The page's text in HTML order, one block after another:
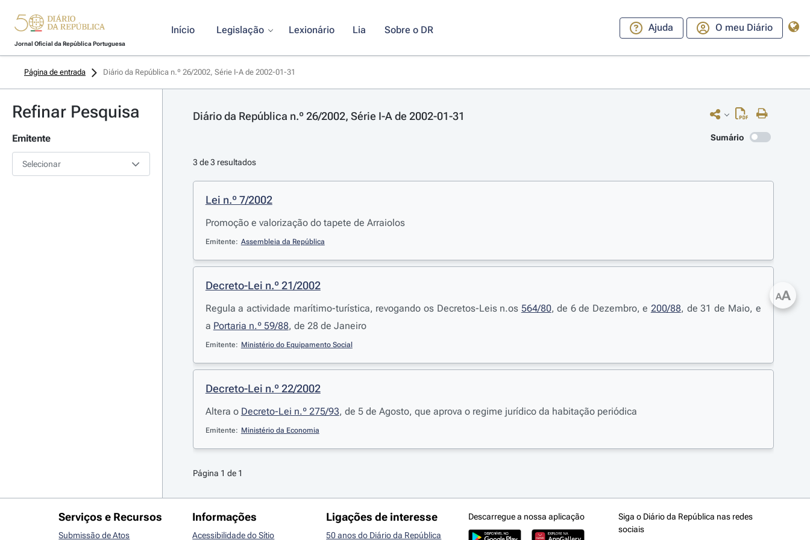
Jornal Oficial da República Portuguesa
Início Legislação Lexionário Lia Sobre o DR Ajuda O meu Diário
Página de entrada Diário da República n.º 26/2002, Série I-A de 2002-01-31
Refinar Pesquisa
Emitente
Selecionar
Diário da República n.º 26/2002, Série I-A de 2002-01-31
Sumário
3 de 3 resultados
Lei n.º 7/2002
Promoção e valorização do tapete de Arraiolos
Emitente: Assembleia da República
Decreto-Lei n.º 21/2002
Regula a actividade marítimo-turística, revogando os Decretos-Leis n.os 564/80, de 6 de Dezembro, e 200/88, de 31 de Maio, e
a Portaria n.º 59/88, de 28 de Janeiro
Emitente: Ministério do Equipamento Social
Decreto-Lei n.º 22/2002
Altera o Decreto-Lei n.º 275/93, de 5 de Agosto, que aprova o regime jurídico da habitação periódica
Emitente: Ministério da Economia
Página 1 de 1
AA
Serviços e Recursos
Submissão de Atos
Informações
Acessibilidade do Sítio
Ligações de interesse
50 anos do Diário da República
Descarregue a nossa aplicação
Siga o Diário da República nas redes
sociais